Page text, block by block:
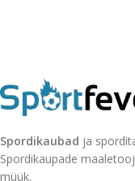
Spordikaubad ja
Spordikaupade
müük.